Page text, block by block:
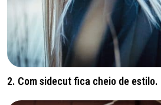
2. Com sidecut fica cheio de estilo.